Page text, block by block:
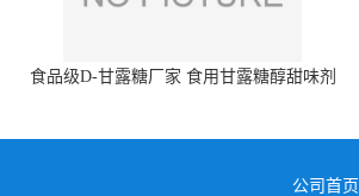
食品级D-甘露糖厂家 食用甘露糖醇甜味剂
公司首页